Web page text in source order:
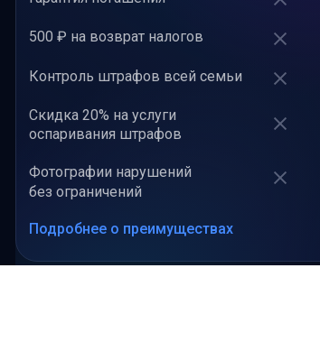
Скидка 20% на услуги
оспаривания штрафов
500 ₽ на возврат налогов
Фотографии нарушений
без ограничений
Контроль штрафов всей семьи
Подробнее о преимуществах